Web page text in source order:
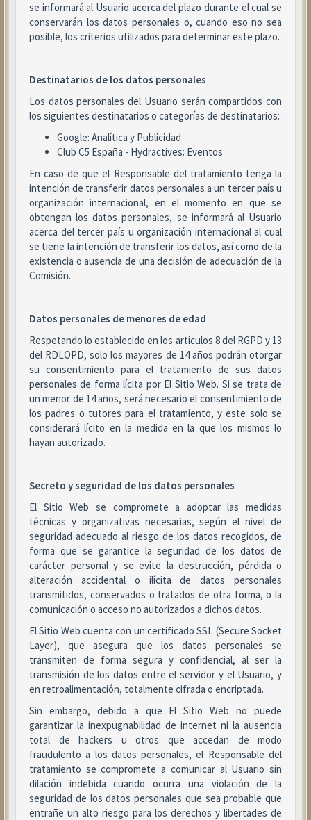
se informará al Usuario acerca del plazo durante el cual se
conservarán los datos personales o, cuando eso no sea
posible, los criterios utilizados para determinar este plazo.
Destinatarios de los datos personales
Los datos personales del Usuario serán compartidos con
los siguientes destinatarios o categorías de destinatarios:
Google: Analítica y Publicidad
Club C5 España - Hydractives: Eventos
En caso de que el Responsable del tratamiento tenga la
intención de transferir datos personales a un tercer país u
organización internacional, en el momento en que se
obtengan los datos personales, se informará al Usuario
acerca del tercer país u organización internacional al cual
se tiene la intención de transferir los datos, así como de la
existencia o ausencia de una decisión de adecuación de la
Comisión.
Datos personales de menores de edad
Respetando lo establecido en los artículos 8 del RGPD y 13
del RDLOPD, solo los mayores de 14 años podrán otorgar
su consentimiento para el tratamiento de sus datos
personales de forma lícita por El Sitio Web. Si se trata de
un menor de 14 años, será necesario el consentimiento de
los padres o tutores para el tratamiento, y este solo se
considerará lícito en la medida en la que los mismos lo
hayan autorizado.
Secreto y seguridad de los datos personales
El Sitio Web se compromete a adoptar las medidas
técnicas y organizativas necesarias, según el nivel de
seguridad adecuado al riesgo de los datos recogidos, de
forma que se garantice la seguridad de los datos de
carácter personal y se evite la destrucción, pérdida o
alteración accidental o ilícita de datos personales
transmitidos, conservados o tratados de otra forma, o la
comunicación o acceso no autorizados a dichos datos.
El Sitio Web cuenta con un certificado SSL (Secure Socket
Layer), que asegura que los datos personales se
transmiten de forma segura y confidencial, al ser la
transmisión de los datos entre el servidor y el Usuario, y
en retroalimentación, totalmente cifrada o encriptada.
Sin embargo, debido a que El Sitio Web no puede
garantizar la inexpugnabilidad de internet ni la ausencia
total de hackers u otros que accedan de modo
fraudulento a los datos personales, el Responsable del
tratamiento se compromete a comunicar al Usuario sin
dilación indebida cuando ocurra una violación de la
seguridad de los datos personales que sea probable que
entrañe un alto riesgo para los derechos y libertades de